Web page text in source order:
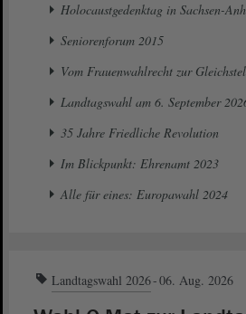
Holocaustgedenktag in Sachsen-
Seniorenforum 2015
Vom Frauenwahlrecht zur
Landtagswahl am 6. September
35 Jahre Friedliche Revolution
Im Blickpunkt: Ehrenamt 2023
Alle für eines: Europawahl 2024
Landtagswahl 2026 06. Aug. 2026